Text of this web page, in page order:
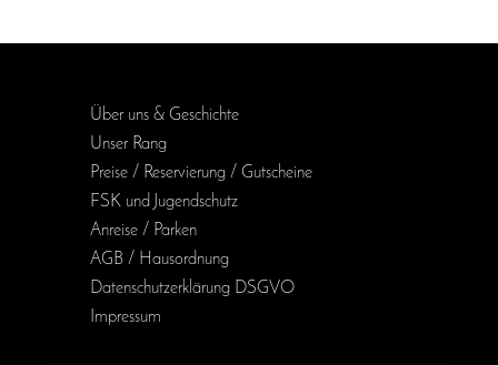
Über uns & Geschichte
Unser Rang
Preise / Reservierung / Gutscheine
FSK und Jugendschutz
Anreise / Parken
AGB / Haus­ordnung
Daten­schutz­erklärung DSGVO
Impressum